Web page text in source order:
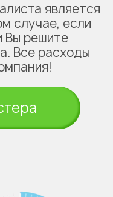
является
случае, если
Вы решите
Все расходы